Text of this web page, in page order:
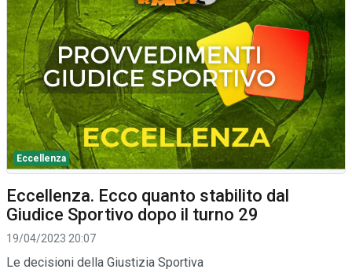
Eccellenza
Eccellenza. Ecco quanto stabilito dal
Giudice Sportivo dopo il turno 29
19/04/2023 20:07
Le decisioni della Giustizia Sportiva